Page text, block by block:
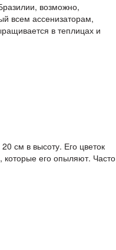
возможно,
всем ассенизаторам,
в теплицах и
см в высоту. Его цветок
его опыляют. Часто